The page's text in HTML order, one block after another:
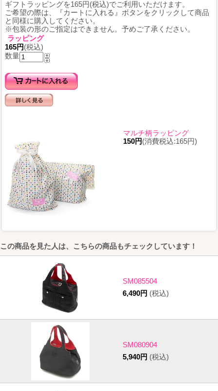
ギフトラッピングを165円(税込)でご利用いただけます。
ご希望の際は、『カートに入れる』ボタンをクリックして商品
と同様に購入してください。
※包装の形のご指定はできません。予めご了承ください。
ラッピング
165円(税込)
数量
マルチ柄ラッピング
150円(消費税込:165円)
この商品を見た人は、こちらの商品もチェックしています！
SM085504
6,490円 (税込)
SM080904
5,940円 (税込)